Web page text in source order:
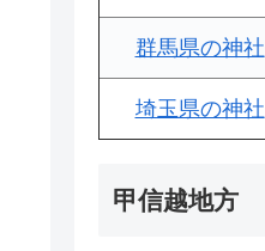
群馬県の神社
埼玉県の神社
甲信越地方